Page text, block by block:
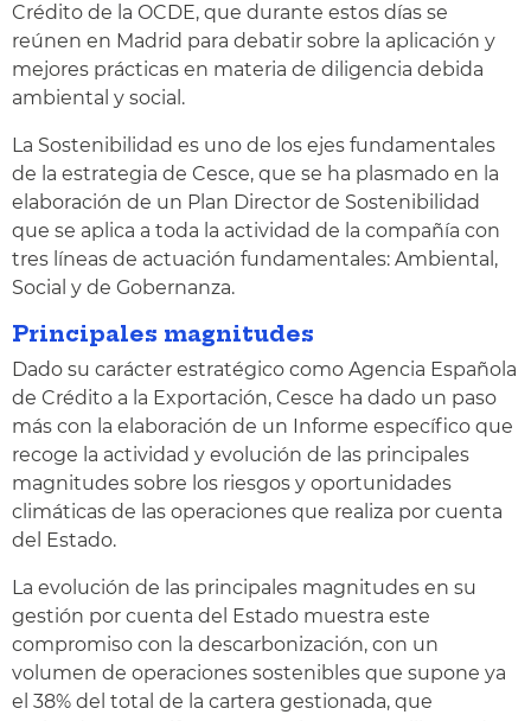
Crédito de la OCDE, que durante estos días se
reúnen en Madrid para debatir sobre la aplicación y
mejores prácticas en materia de diligencia debida
ambiental y social.
La Sostenibilidad es uno de los ejes fundamentales
de la estrategia de Cesce, que se ha plasmado en la
elaboración de un Plan Director de Sostenibilidad
que se aplica a toda la actividad de la compañía con
tres líneas de actuación fundamentales: Ambiental,
Social y de Gobernanza.
Principales magnitudes
Dado su carácter estratégico como Agencia Española
de Crédito a la Exportación, Cesce ha dado un paso
más con la elaboración de un Informe específico que
recoge la actividad y evolución de las principales
magnitudes sobre los riesgos y oportunidades
climáticas de las operaciones que realiza por cuenta
del Estado.
La evolución de las principales magnitudes en su
gestión por cuenta del Estado muestra este
compromiso con la descarbonización, con un
volumen de operaciones sostenibles que supone ya
el 38% del total de la cartera gestionada, que